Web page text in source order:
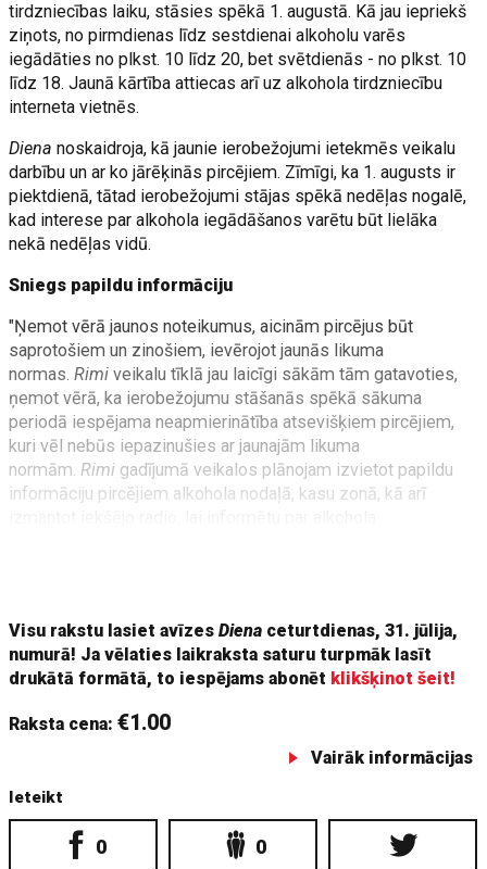
tirdzniecības laiku, stāsies spēkā 1. augustā. Kā jau iepriekš
ziņots, no pirmdienas līdz sestdienai alkoholu varēs
iegādāties no plkst. 10 līdz 20, bet svētdienās - no plkst. 10
līdz 18. Jaunā kārtība attiecas arī uz alkohola tirdzniecību
interneta vietnēs.
Dienanoskaidroja, kā jaunie ierobežojumi ietekmēs veikalu
darbību un ar ko jārēķinās pircējiem. Zīmīgi, ka 1. augusts ir
piektdienā, tātad ierobežojumi stājas spēkā nedēļas nogalē,
kad interese par alkohola iegādāšanos varētu būt lielāka
nekā nedēļas vidū.
Sniegs papildu informāciju
"Ņemot vērā jaunos noteikumus, aicinām pircējus būt
saprotošiem un zinošiem, ievērojot jaunās likuma
normas.Rimiveikalu tīklā jau laicīgi sākām tām gatavoties,
ņemot vērā, ka ierobežojumu stāšanās spēkā sākuma
periodā iespējama neapmierinātība atsevišķiem pircējiem,
kuri vēl nebūs iepazinušies ar jaunajām likuma
normām.Rimi gadījumā veikalos plānojam izvietot papildu
informāciju pircējiem alkohola nodaļā, kasu zonā, kā arī
Visu rakstu lasiet avīzesDiena ceturtdienas, 31. jūlija,
numurā! Ja vēlaties laikraksta saturu turpmāk lasīt
drukātā formātā, to iespējams abonēt klikšķinot šeit!
Raksta cena:€1.00
Vairāk informācijas
Ieteikt
0 0